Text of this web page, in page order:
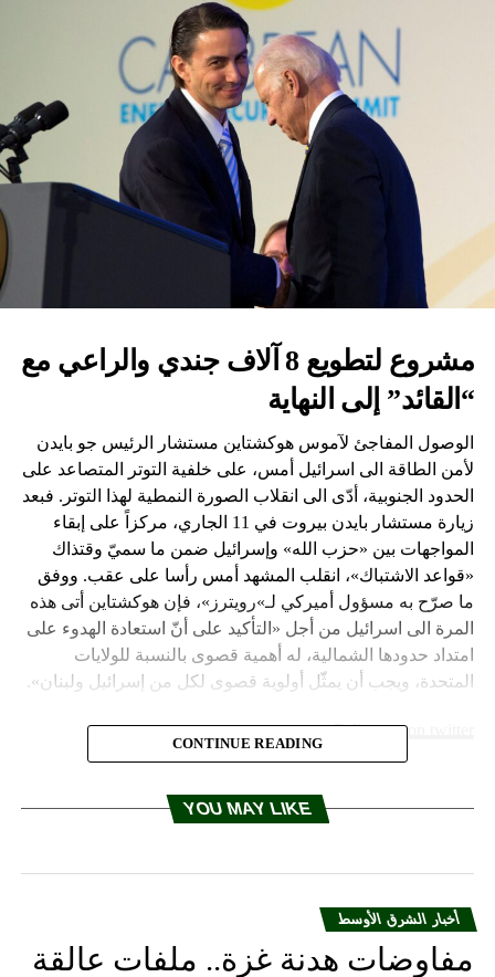
مشروع لتطويع 8 آلاف جندي والراعي مع
“القائد” إلى النهاية
الوصول المفاجئ لآموس هوكشتاين مستشار الرئيس جو بايدن
لأمن الطاقة الى اسرائيل أمس، على خلفية التوتر المتصاعد على
الحدود الجنوبية، أدّى الى انقلاب الصورة النمطية لهذا التوتر. فبعد
زيارة مستشار بايدن بيروت في 11 الجاري، مركزاً على إبقاء
المواجهات بين «حزب الله» وإسرائيل ضمن ما سميّ وقتذاك
«قواعد الاشتباك»، انقلب المشهد أمس رأسا على عقب. ووفق
ما صرّح به مسؤول أميركي لـ»رويترز»، فإن هوكشتاين أتى هذه
المرة الى اسرائيل من أجل «التأكيد على أنّ استعادة الهدوء على
امتداد حدودها الشمالية، له أهمية قصوى بالنسبة للولايات
المتحدة، ويجب أن يمثّل أولوية قصوى لكل من إسرائيل ولبنان».
Follow us on twitter
الجنوبية؟
الى أن وصول هوكشتاين الى الدولة العبرية، هو لإجراء محادثات
مع كبار المسؤولين الإسرائيليين حول منع نشوب حرب بين
إسرائيل ولبنان، حسبما قال مسؤولان أميركيان وإسرائيليان
لـ»أكسيوس».
CONTINUE READING
YOU MAY LIKE
أخبار الشرق الأوسط
مفاوضات هدنة غزة.. ملفات عالقة